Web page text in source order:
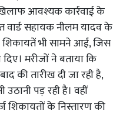
आवश्यक कार्रवाई के
वार्ड सहायक नीलम यादव के
शिकायतें भी सामने आईं, जिस
मरीजों ने बताया कि
की तारीख दी जा रही है,
पड़ रही है। वहीं
शिकायतों के निस्तारण की